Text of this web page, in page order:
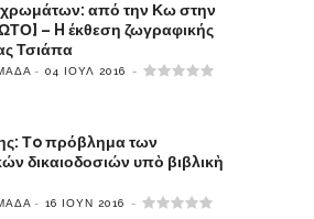
χρωμάτων: από την Κω στην
– H έκθεση ζωγραφικής
Τσιάπα
04 ΙΟΎΛ 2016
Τo πρόβλημα των
δικαιοδοσιών υπὸ βιβλικὴ
16 ΙΟΎΝ 2016